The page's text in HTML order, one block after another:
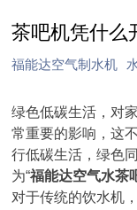
茶吧机凭什么
福能达空气制水机
绿色低碳生活，对
常重要的影响，这
行低碳生活，绿色
为“福能达空气水茶
对于传统的饮水机